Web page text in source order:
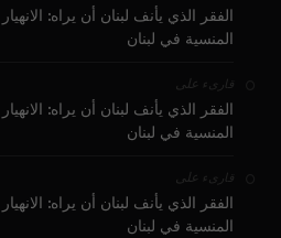
الفقر الذي يأنف لبنان أن يراه:
المنسية في لبنان
قارىء على
الفقر الذي يأنف لبنان أن يراه:
المنسية في لبنان
قارىء على
الفقر الذي يأنف لبنان أن يراه:
المنسية في لبنان